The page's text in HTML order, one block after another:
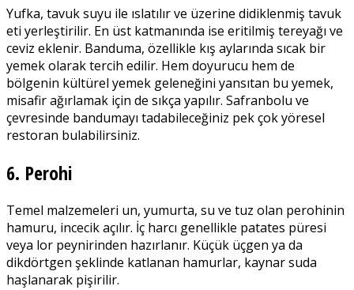
Yufka, tavuk suyu ile ıslatılır ve üzerine didiklenmiş tavuk
eti yerleştirilir. En üst katmanında ise eritilmiş tereyağı ve
ceviz eklenir. Banduma, özellikle kış aylarında sıcak bir
yemek olarak tercih edilir. Hem doyurucu hem de
bölgenin kültürel yemek geleneğini yansıtan bu yemek,
misafir ağırlamak için de sıkça yapılır. Safranbolu ve
çevresinde bandumayı tadabileceğiniz pek çok yöresel
restoran bulabilirsiniz.
6. Perohi
Temel malzemeleri un, yumurta, su ve tuz olan perohinin
hamuru, incecik açılır. İç harcı genellikle patates püresi
veya lor peynirinden hazırlanır. Küçük üçgen ya da
dikdörtgen şeklinde katlanan hamurlar, kaynar suda
haşlanarak pişirilir.